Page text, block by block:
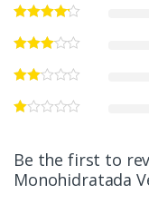
Be the first to
Monohidratada